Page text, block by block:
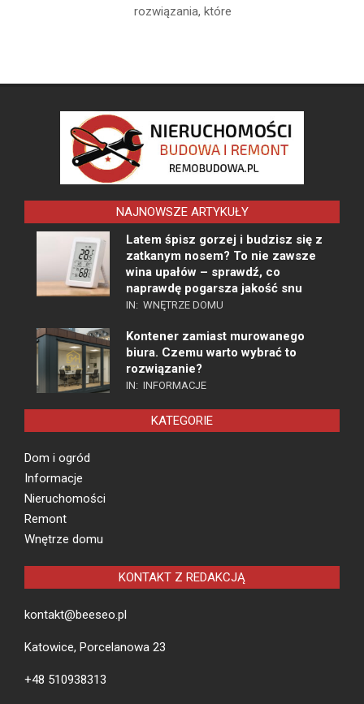
rozwiązania, które
NAJNOWSZE ARTYKUŁY
Latem śpisz gorzej i budzisz się z
zatkanym nosem? To nie zawsze
wina upałów – sprawdź, co
naprawdę pogarsza jakość snu
IN: WNĘTRZE DOMU
Kontener zamiast murowanego
biura. Czemu warto wybrać to
rozwiązanie?
IN: INFORMACJE
KATEGORIE
Dom i ogród
Informacje
Nieruchomości
Remont
Wnętrze domu
KONTAKT Z REDAKCJĄ
kontakt@beeseo.pl
Katowice, Porcelanowa 23
+48 510938313